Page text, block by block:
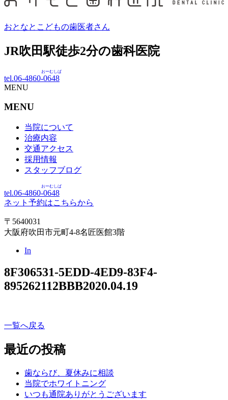
おとなとこどもの歯医者さん
JR吹田駅徒歩2分の歯科医院
tel.06-4860-0648
おーむしば
MENU
MENU
当院について
治療内容
交通アクセス
採用情報
スタッフブログ
tel.06-4860-0648
おーむしば
ネット予約はこちらから
〒5640031
大阪府吹田市元町4-8名匠医館3階
In
8F306531-5EDD-4ED9-83F4-
895262112BBB2020.04.19
一覧へ戻る
最近の投稿
歯ならび、夏休みに相談
当院でホワイトニング
いつも通院ありがとうございます